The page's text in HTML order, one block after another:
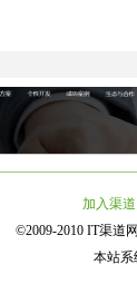
加入渠道
©2009-2010 IT渠道
本站系